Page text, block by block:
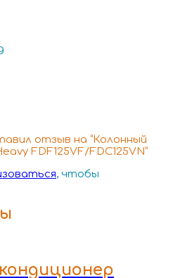
отзыв на “Колонный
FDF125VF/FDC125VN”
, чтобы